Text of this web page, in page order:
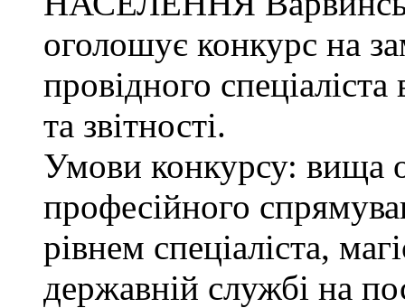
оголошує конкурс на
провідного
та звітності.
Умови конкурсу: вища
професійного
рівнем спеціаліста,
державній службі на